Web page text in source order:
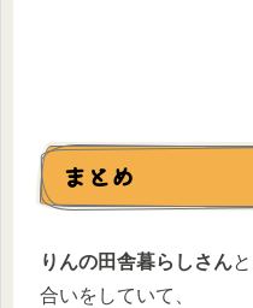
まとめ
りんの田舎暮らしさんと
合いをしていて、